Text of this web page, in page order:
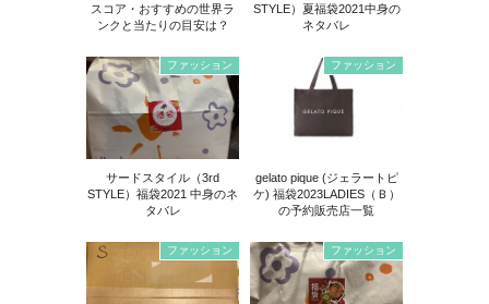
スコア・おすすめの世界ラ
ンクと当たりの目安は？
STYLE）夏福袋2021中身の
ネタバレ
ファッション
サードスタイル（3rd
STYLE）福袋2021 中身のネ
タバレ
ファッション
gelato pique (ジェラートピ
ケ) 福袋2023LADIES（Ｂ）
の予約販売店一覧
ファッション ファッション